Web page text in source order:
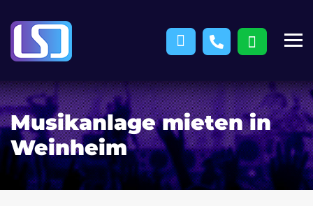
Musikanlage mieten in
Weinheim